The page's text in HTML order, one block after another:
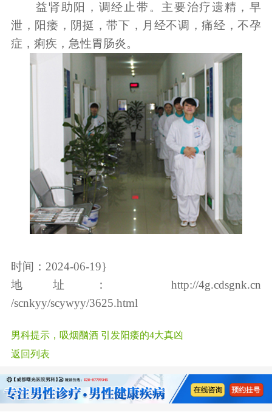
益肾助阳，调经止带。主要治疗遗精，早
泄，阳痿，阴挺，带下，月经不调，痛经，不孕
症，痢疾，急性胃肠炎。
时间：2024-06-19}
地址：
http://4g.cdsgnk.cn
/scnkyy/scywyy/3625.html
男科提示，吸烟酗酒 引发阳痿的4大真凶
返回列表